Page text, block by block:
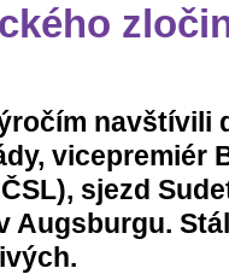
navštívili
vicepremiér
sjezd
Augsburgu.